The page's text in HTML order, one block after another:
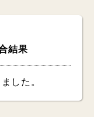
結果
した。